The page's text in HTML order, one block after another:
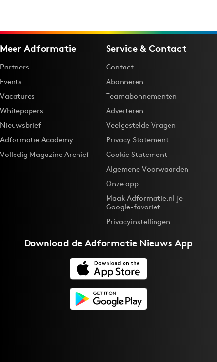
Meer Adformatie
Partners
Events
Vacatures
Whitepapers
Nieuwsbrief
Adformatie Academy
Volledig Magazine Archief
Service & Contact
Contact
Abonneren
Teamabonnementen
Adverteren
Veelgestelde Vragen
Privacy Statement
Cookie Statement
Algemene Voorwaarden
Onze app
Maak Adformatie.nl je
Google-favoriet
Privacyinstellingen
Download deAdformatie Nieuws App